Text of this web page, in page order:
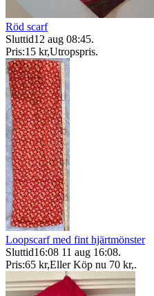
Röd scarf
Sluttid12 aug 08:45.
Pris:15 kr,Utropspris.
Loopscarf med fint hjärtmönster
Sluttid16:08 11 aug 16:08.
Pris:65 kr,Eller Köp nu 70 kr,.